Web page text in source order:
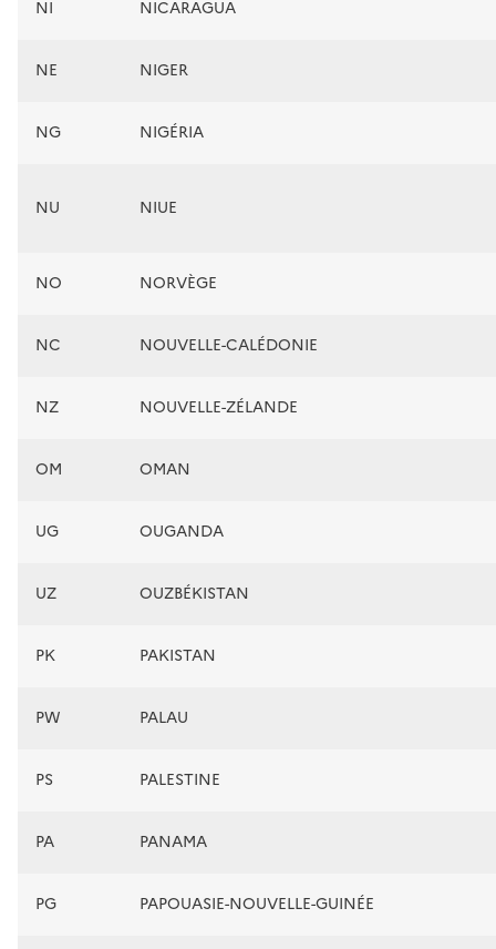
NI NICARAGUA
NE NIGER
NG NIGÉRIA
NU NIUE
NO NORVÈGE
NC NOUVELLE-CALÉDONIE
NZ NOUVELLE-ZÉLANDE
OM OMAN
UG OUGANDA
UZ OUZBÉKISTAN
PK PAKISTAN
PW PALAU
PS PALESTINE
PA PANAMA
PG PAPOUASIE-NOUVELLE-GUINÉE